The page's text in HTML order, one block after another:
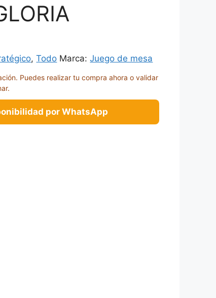
,Todo Marca:Juego de mesa
Puedes realizar tu compra ahora o validar
por WhatsApp